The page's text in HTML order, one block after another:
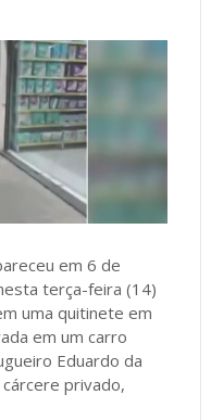
em 6 de
terça-feira (14)
uma quitinete em
em um carro
Eduardo da
privado,